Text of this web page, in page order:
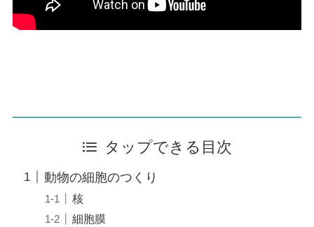
タップできる目次
動物の細胞のつくり
核
細胞膜